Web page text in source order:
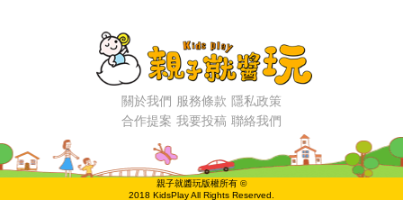
關於我們 服務條款 隱私政策
合作提案 我要投稿 聯絡我們
親子就醬玩版權所有 ©
2018 KidsPlay All Rights Reserved.